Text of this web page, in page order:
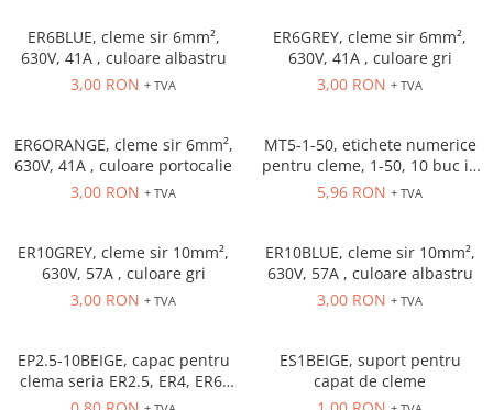
Text Panel
Touch Panel / HMI
Solutii industriale Ethernet
Router si switch-uri industriale
Afisoare digitale
Convertizoare de frecventa
Delta Electronics
Schneider Electric
Rezistente franare
ER6BLUE, cleme sir 6mm²,
630V, 41A , culoare albastru
3,00 RON + TVA
ER6GREY, cleme sir 6mm²,
630V, 41A , culoare gri
3,00 RON + TVA
ER6ORANGE, cleme sir 6mm²,
630V, 41A , culoare portocalie
3,00 RON + TVA
MT5-1-50, etichete numerice
pentru cleme, 1-50, 10 buc in
cutie
5,96 RON + TVA
ER10GREY, cleme sir 10mm²,
630V, 57A , culoare gri
3,00 RON + TVA
ER10BLUE, cleme sir 10mm²,
630V, 57A , culoare albastru
3,00 RON + TVA
EP2.5-10BEIGE, capac pentru
clema seria ER2.5, ER4, ER6,
ER10 Beige
ES1BEIGE, suport pentru
capat de cleme